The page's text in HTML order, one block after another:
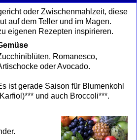
oder Zwischenmahlzeit, diese
auf dem Teller und im Magen.
eigenen Rezepten inspirieren.
Romanesco,
oder Avocado.
ist gerade Saison für Blumenkohl
und auch Broccoli***.